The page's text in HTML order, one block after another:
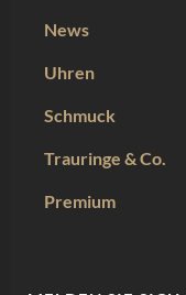
News
Uhren
Schmuck
Trauringe & Co.
Premium